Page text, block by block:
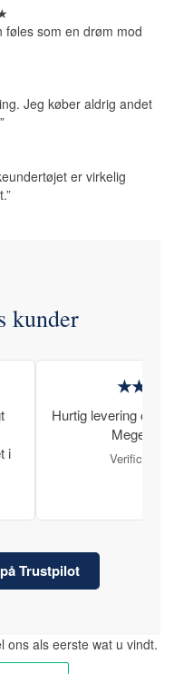
føles som en drøm mod
Jeg køber aldrig andet
er virkelig
kunder
i
Hurtig levering og
Meget
Verificeret
Trustpilot
ons als eerste wat u vindt.